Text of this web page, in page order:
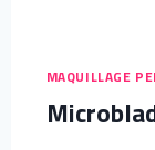
MAQUILLAGE